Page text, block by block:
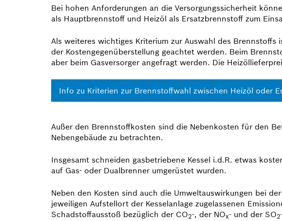
Bei hohen Anforderungen an die Versorgungssicherheit
als Hauptbrennstoff und Heizöl als Ersatzbrennstoff zum
Als weiteres wichtiges Kriterium zur Auswahl des
der Kostengegenüberstellung geachtet werden. Beim
aber beim Gasversorger angefragt werden. Die
Info zu Kriterien zur Brennstoffwahl zwischen Heizöl oder
Außer den Brennstoff­kosten sind die Nebenkosten für den
Nebengebäude zu betrachten.
Insgesamt schneiden gasbetriebene Kessel i.d.R. etwas
auf Gas- oder Dualbrenner umgerüstet wurden.
Neben den Kosten sind auch die Umweltauswirkungen bei
jeweiligen Aufstellort der Kesselanlage zugelassenen
Schadstoffausstoß be­züglich der CO2-, der NOx- und der SO2